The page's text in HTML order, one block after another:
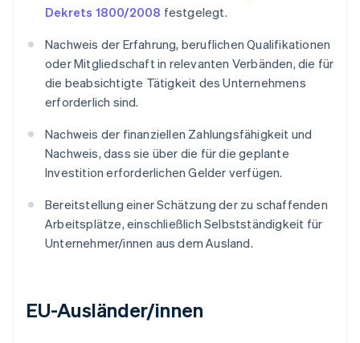
Dekrets 1800/2008 festgelegt.
Nachweis der Erfahrung, beruflichen Qualifikationen
oder Mitgliedschaft in relevanten Verbänden, die für
die beabsichtigte Tätigkeit des Unternehmens
erforderlich sind.
Nachweis der finanziellen Zahlungsfähigkeit und
Nachweis, dass sie über die für die geplante
Investition erforderlichen Gelder verfügen.
Bereitstellung einer Schätzung der zu schaffenden
Arbeitsplätze, einschließlich Selbstständigkeit für
Unternehmer/innen aus dem Ausland.
EU-Ausländer/innen